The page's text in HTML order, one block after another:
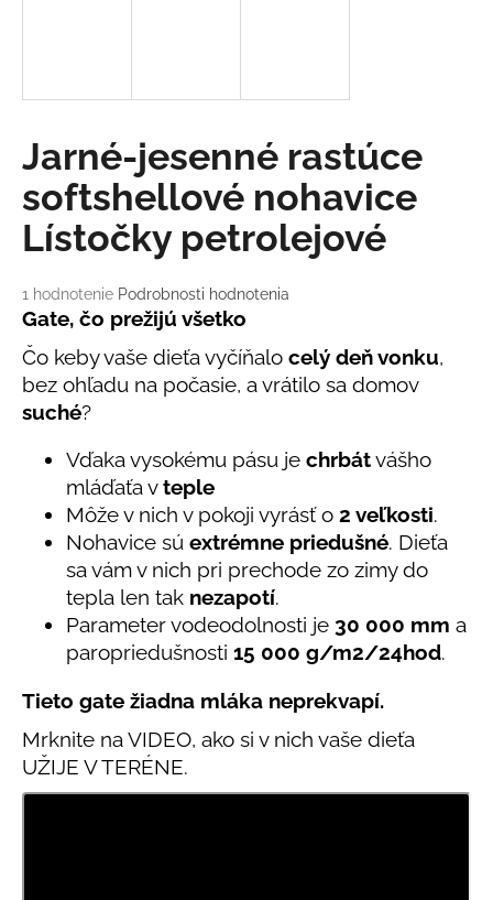
Priemerné
hodnotenie
produktu
je
5,0
z
5
1 hodnotenie Podrobnosti hodnotenia
Jarné-jesenné rastúce
softshellové nohavice
Lístočky petrolejové
Gate, čo prežijú všetko
Čo keby vaše dieťa vyčíňalo celý deň vonku,
bez ohľadu na počasie, a vrátilo sa domov
suché?
Vďaka vysokému pásu je chrbátvášho
mláďaťa vteple
Môže v nich v pokoji vyrásť o 2 veľkosti.
Nohavice sú extrémne priedušné. Dieťa
sa vám v nich pri prechode zo zimy do
tepla len tak nezapotí.
Parameter vodeodolnosti je 30 000 mm a
paropriedušnosti 15 000 g/m2/24hod.
Tieto gate žiadna mláka neprekvapí.
Mrknite na VIDEO, ako si v nich vaše dieťa
UŽIJE V TERÉNE.
O
d
p
o
ú
č
a
m
e
DETSKÁ
ČIAPKA
SVETLO
MODRÁ